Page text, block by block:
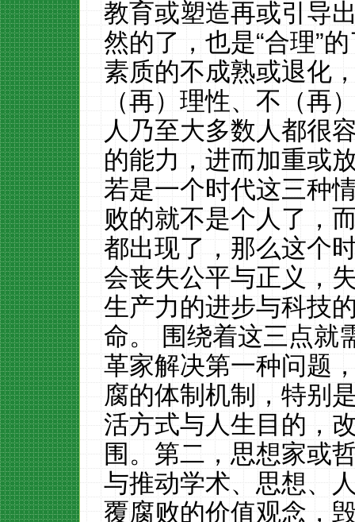
教育或塑造再或引导
然的了，也是“合理”
素质的不成熟或退化
（再）理性、不（再
人乃至大多数人都很
的能力，进而加重或
若是一个时代这三种
败的就不是个人了，
都出现了，那么这个
会丧失公平与正义，
生产力的进步与科技
命。 围绕着这三点就
革家解决第一种问题
腐的体制机制，特别
活方式与人生目的，
围。第二，思想家或
与推动学术、思想、
覆腐败的价值观念，